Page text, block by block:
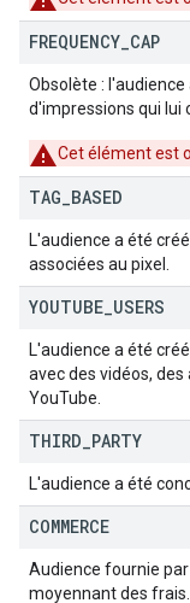
FREQUENCY CAP
Obsolète :
d'impressions qui lui
Cet élément est
TAG BASED
L'audience a été
associées au pixel.
YOUTUBE USERS
L'audience a été
avec des vidéos,
YouTube.
THIRD PARTY
L'audience a été
COMMERCE
Audience fournie
moyennant des frais.